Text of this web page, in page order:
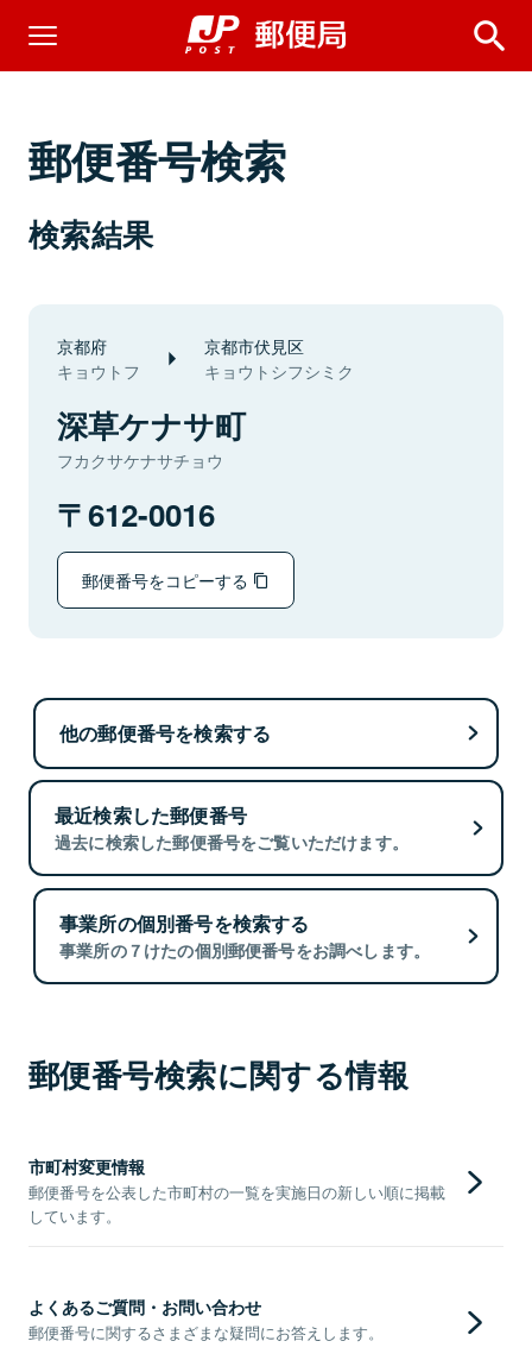
郵便番号検索
検索結果
京都府
キョウトフ
京都市伏見区
キョウトシフシミク
深草ケナサ町
フカクサケナサチョウ
612-0016
郵便番号をコピーする
他の郵便番号を検索する
最近検索した郵便番号
過去に検索した郵便番号をご覧いただけます。
事業所の個別番号を検索する
事業所の７けたの個別郵便番号をお調べします。
郵便番号検索に関する情報
市町村変更情報
郵便番号を公表した市町村の一覧を実施日の新しい順に掲載
しています。
よくあるご質問・お問い合わせ
郵便番号に関するさまざまな疑問にお答えします。